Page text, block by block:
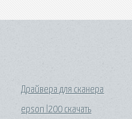
Драйвера для сканера
epson l200 скачать